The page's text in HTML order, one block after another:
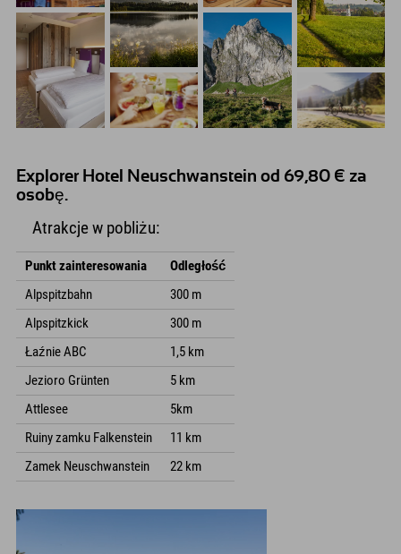
Explorer Hotel Neuschwanstein od 69,80 € za
osobę.
Atrakcje w pobliżu:
Punkt zainteresowania
Odległość
Alpspitzbahn
300 m
Alpspitzkick
300 m
Łaźnie ABC
1,5 km
Jezioro Grünten
5 km
Attlesee
5km
Ruiny zamku Falkenstein
11 km
Zamek Neuschwanstein
22 km